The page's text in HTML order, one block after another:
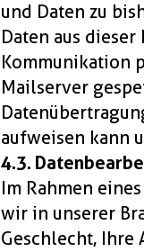
und Daten zu
Daten aus
Kommunikation
Mailserver
aufweisen kann
4.3.
Im Rahmen
wir in unserer
Geschlecht, Ihre